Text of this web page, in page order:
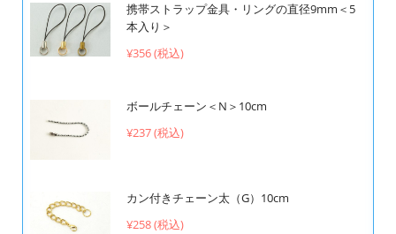
携帯ストラップ金具・リングの直径9mm＜5
本入り＞
¥356 (税込)
ボールチェーン＜N＞10cm
¥237 (税込)
カン付きチェーン太（G）10cm
¥258 (税込)